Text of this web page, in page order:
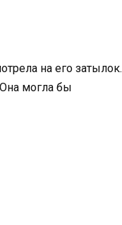
на его затылок.
могла бы